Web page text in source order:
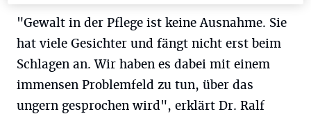
"Gewalt in der Pflege ist keine Ausnahme. Sie
hat viele Gesichter und fängt nicht erst beim
Schlagen an. Wir haben es dabei mit einem
immensen Problemfeld zu tun, über das
ungern gesprochen wird", erklärt Dr. Ralf